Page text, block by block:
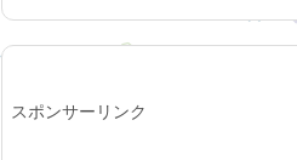
スポンサーリンク